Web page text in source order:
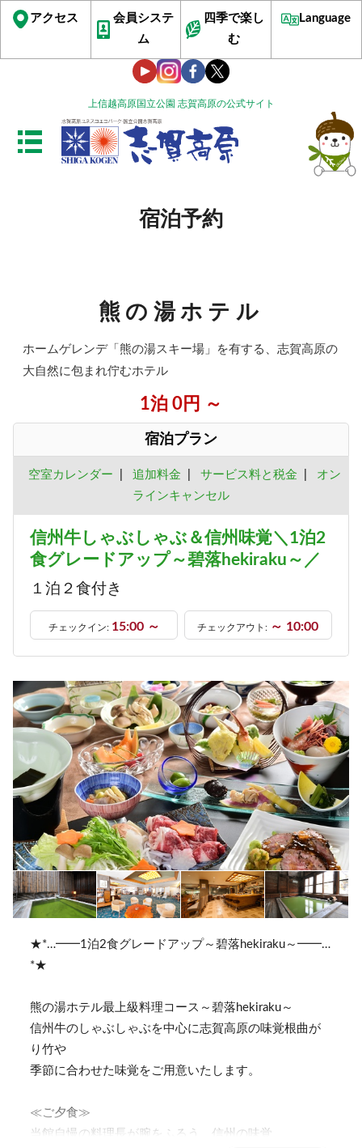
上信越高原国立公園 志賀高原の公式サイト
アクセス
会員システ
ム
四季で楽し
む
Language
宿泊予約
熊の湯ホテル
ホームゲレンデ「熊の湯スキー場」を有する、志賀高原の
大自然に包まれ佇むホテル
1泊 0円 ～
宿泊プラン
空室カレンダー 追加料金 サービス料と税金
オン
ラインキャンセル
信州牛しゃぶしゃぶ＆信州味覚＼1泊2
食グレードアップ～碧落hekiraku～／
１泊２食付き
チェックイン: 15:00 ～ チェックアウト: ～ 10:00
★*…━━1泊2食グレードアップ～碧落hekiraku～━━…
*★
熊の湯ホテル最上級料理コース～碧落hekiraku～
信州牛のしゃぶしゃぶを中心に志賀高原の味覚根曲が
り竹や
季節に合わせた味覚をご用意いたします。
≪ご夕食≫
当館自慢の料理長が腕をふるう、信州の味覚、